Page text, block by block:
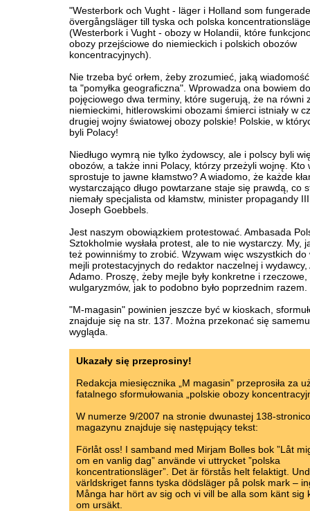
"Westerbork och Vught - läger i Holland som
övergångsläger till tyska och polska
(Westerbork i Vught - obozy w Holandii, które
obozy przejściowe do niemieckich i polskich obozów
koncentracyjnych).
Nie trzeba być orłem, żeby zrozumieć, jaką
ta "pomyłka geograficzna". Wprowadza ona bowiem
pojęciowego dwa terminy, które sugerują, że na równi
niemieckimi, hitlerowskimi obozami śmierci istniały w
drugiej wojny światowej obozy polskie! Polskie, w
byli Polacy!
Niedługo wymrą nie tylko żydowscy, ale i polscy byli
obozów, a także inni Polacy, którzy przeżyli wojnę. Kto
sprostuje to jawne kłamstwo? A wiadomo, że każde
wystarczająco długo powtarzane staje się prawdą, co
niemały specjalista od kłamstw, minister propagandy
Joseph Goebbels.
Jest naszym obowiązkiem protestować. Ambasada
Sztokholmie wysłała protest, ale to nie wystarczy. My,
też powinniśmy to zrobić. Wzywam więc wszystkich do
mejli protestacyjnych do redaktor naczelnej i wydawcy,
Adamo. Proszę, żeby mejle były konkretne i rzeczowe,
wulgaryzmów, jak to podobno było poprzednim razem.
"M-magasin" powinien jeszcze być w kioskach,
znajduje się na str. 137. Można przekonać się
wygląda.
Ukazały się przeprosiny!
Redakcja miesięcznika „M magasin” przeprosiła za
fatalnego sformułowania „polskie obozy
W numerze 9/2007 na stronie dwunastej 138-
magazynu znajduje się następujący tekst:
Förlåt oss! I samband med Mirjam Bolles bok ”Låt
om en vanlig dag” använde vi uttrycket ”polska
koncentrationsläger”. Det är förstås helt felaktigt.
världskriget fanns tyska dödsläger på polsk mark –
Många har hört av sig och vi vill be alla som känt sig
om ursäkt.